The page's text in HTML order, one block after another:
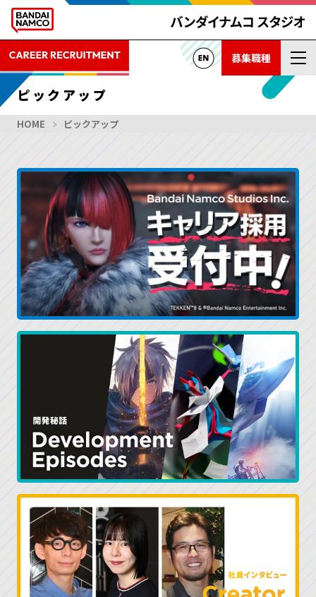
募集職種
ピックアップ
HOME ピックアップ